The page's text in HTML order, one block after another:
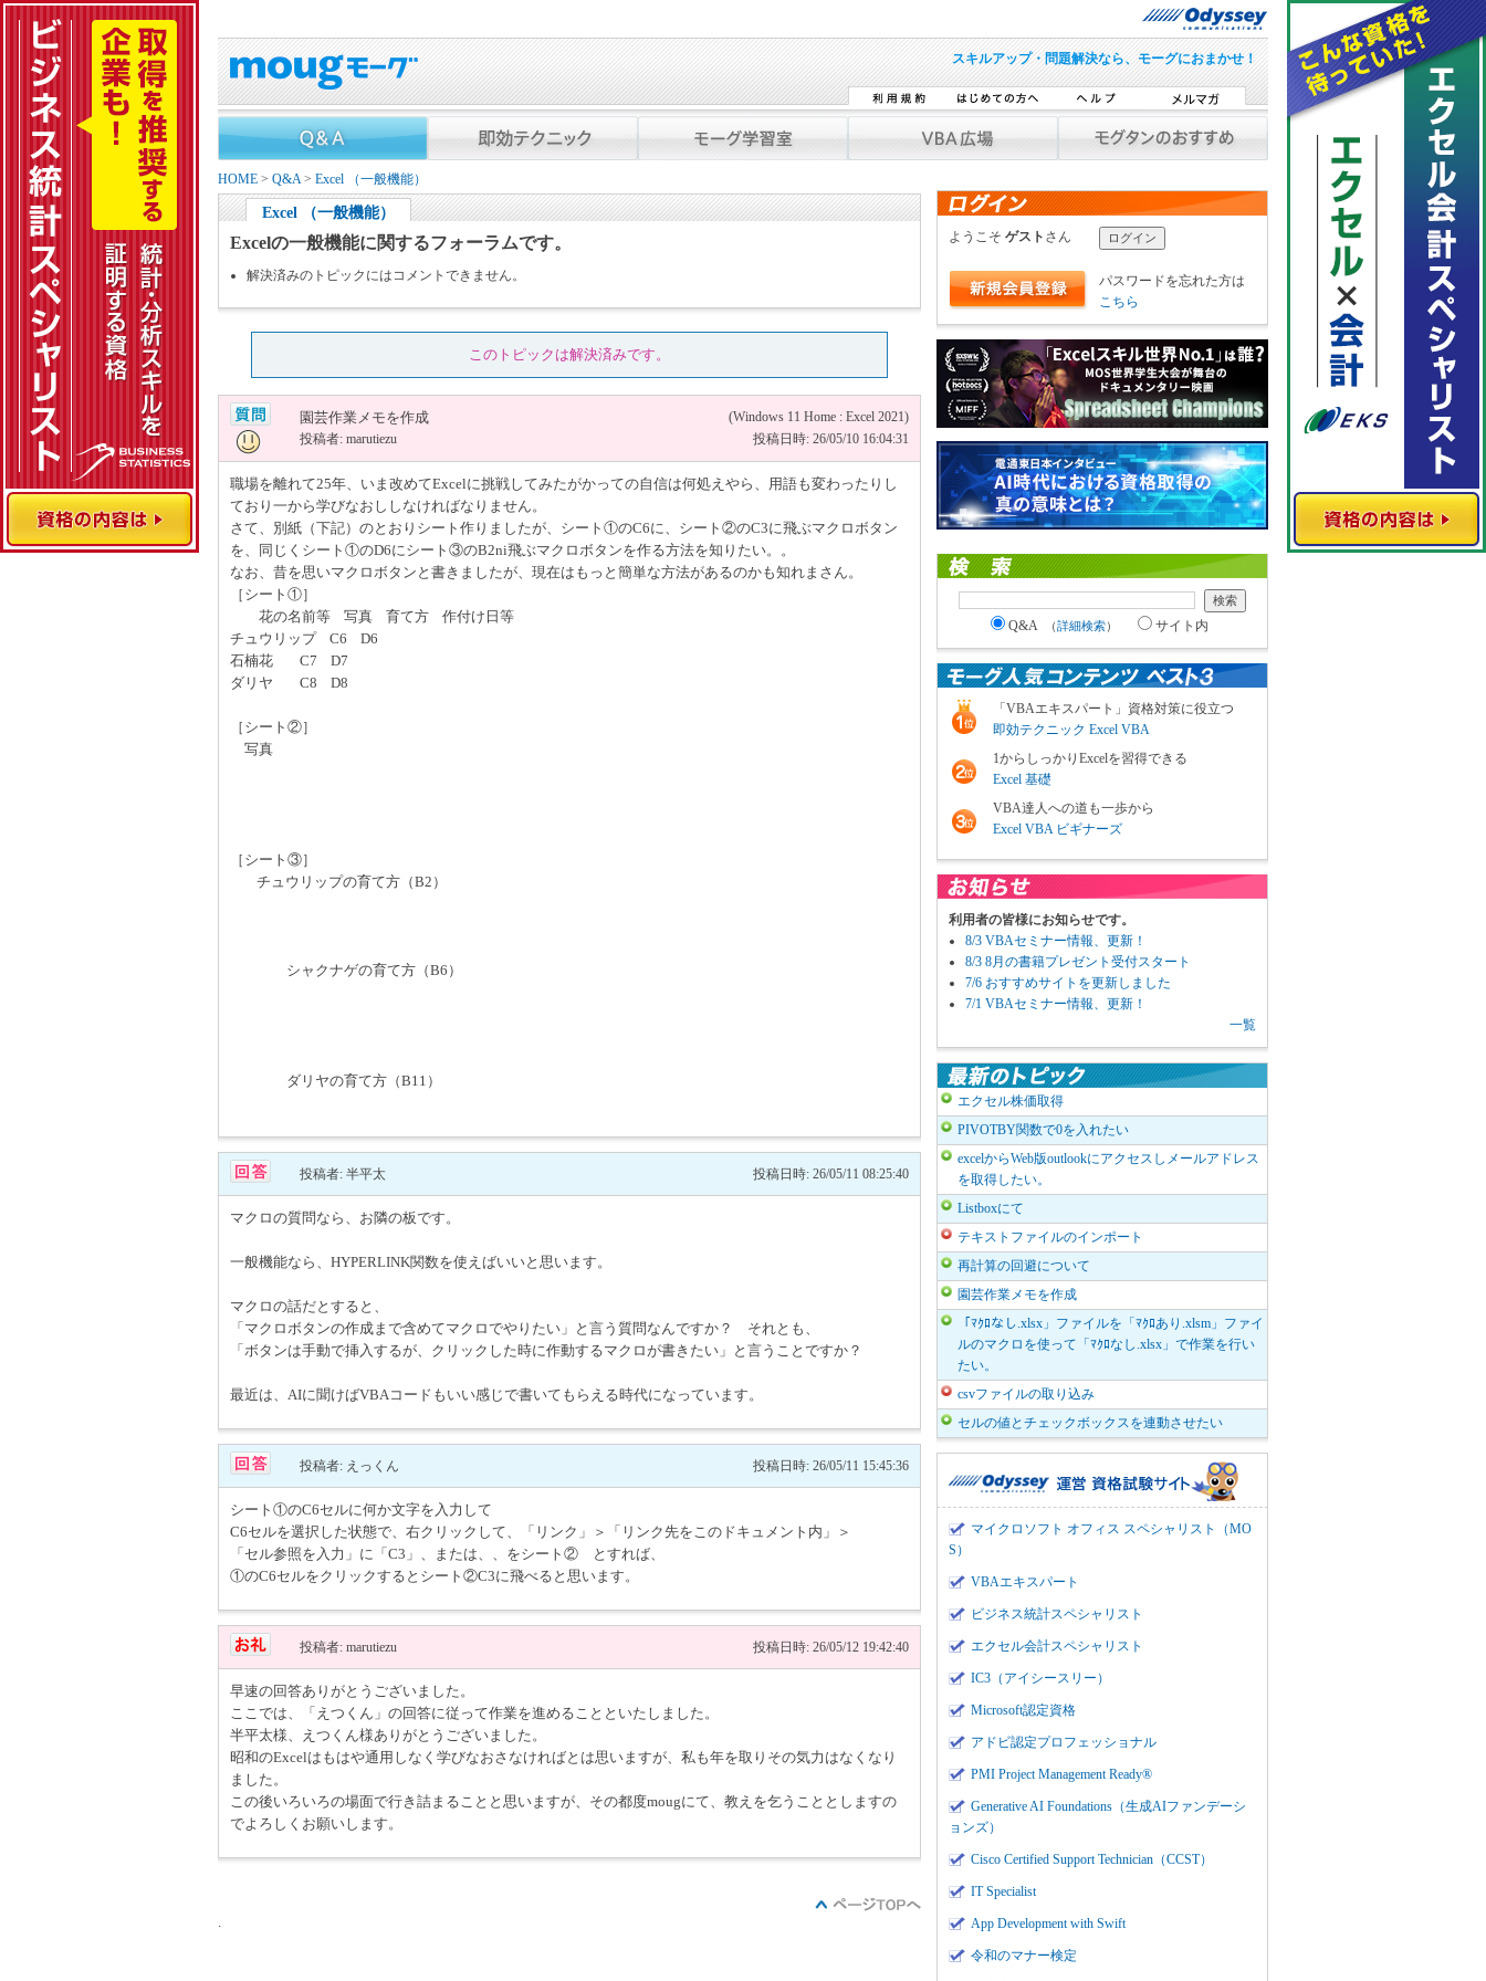
スキルアップ・問題解決なら、モーグにおまかせ！
HOME > Q&A> Excel （一般機能）
Excel （一般機能）
Excelの一般機能に関するフォーラムです。
解決済みのトピックにはコメントできません。
このトピックは解決済みです。
(Windows 11 Home : Excel 2021)
園芸作業メモを作成
投稿日時: 26/05/10 16:04:31
投稿者: marutiezu
職場を離れて25年、いま改めてExcelに挑戦してみたがかっての自信は何処えやら、用語も変わったりし
ており一から学びなおししなければなりません。
さて、別紙（下記）のとおりシート作りましたが、シート①のC6に、シート②のC3に飛ぶマクロボタン
を、同じくシート①のD6にシート③のB2ni飛ぶマクロボタンを作る方法を知りたい。。
なお、昔を思いマクロボタンと書きましたが、現在はもっと簡単な方法があるのかも知れまさん。
［シート①］
花の名前等 写真 育て方 作付け日等
チュウリップ C6 D6
石楠花 C7 D7
ダリヤ C8 D8
［シート②］
写真
［シート③］
チュウリップの育て方（B2）
シャクナゲの育て方（B6）
ダリヤの育て方（B11）
投稿日時: 26/05/11 08:25:40
投稿者: 半平太
マクロの質問なら、お隣の板です。
一般機能なら、HYPERLINK関数を使えばいいと思います。
マクロの話だとすると、
「マクロボタンの作成まで含めてマクロでやりたい」と言う質問なんですか？ それとも、
「ボタンは手動で挿入するが、クリックした時に作動するマクロが書きたい」と言うことですか？
最近は、AIに聞けばVBAコードもいい感じで書いてもらえる時代になっています。
投稿日時: 26/05/11 15:45:36
投稿者: えっくん
シート①のC6セルに何か文字を入力して
C6セルを選択した状態で、右クリックして、「リンク」＞「リンク先をこのドキュメント内」＞
「セル参照を入力」に「C3」、または、、をシート② とすれば、
①のC6セルをクリックするとシート②C3に飛べると思います。
投稿日時: 26/05/12 19:42:40
投稿者: marutiezu
早速の回答ありがとうございました。
ここでは、「えつくん」の回答に従って作業を進めることといたしました。
半平太様、えつくん様ありがとうございました。
昭和のExcelはもはや通用しなく学びなおさなければとは思いますが、私も年を取りその気力はなくなり
ました。
この後いろいろの場面で行き詰まることと思いますが、その都度mougにて、教えを乞うこととしますの
でよろしくお願いします。
ようこそ ゲスト さん
パスワードを忘れた方は
こちら
Q&A （詳細検索） サイト内
「VBAエキスパート」資格対策に役立つ
即効テクニック Excel VBA
1からしっかりExcelを習得できる
Excel 基礎
VBA達人への道も一歩から
Excel VBA ビギナーズ
利用者の皆様にお知らせです。
8/3 VBAセミナー情報、更新！
8/3 8月の書籍プレゼント受付スタート
7/6 おすすめサイトを更新しました
7/1 VBAセミナー情報、更新！
一覧
エクセル株価取得
PIVOTBY関数で0を入れたい
excelからWeb版outlookにアクセスしメールアドレス
を取得したい。
Listboxにて
テキストファイルのインポート
再計算の回避について
園芸作業メモを作成
「ﾏｸﾛなし.xlsx」ファイルを「ﾏｸﾛあり.xlsm」ファイ
ルのマクロを使って「ﾏｸﾛなし.xlsx」で作業を行い
たい。
csvファイルの取り込み
セルの値とチェックボックスを連動させたい
マイクロソフト オフィス スペシャリスト（MO
S）
VBAエキスパート
ビジネス統計スペシャリスト
エクセル会計スペシャリスト
IC3（アイシースリー）
Microsoft認定資格
アドビ認定プロフェッショナル
PMI Project Management Ready®
Generative AI Foundations（生成AIファンデーシ
ョンズ）
Cisco Certified Support Technician（CCST）
IT Specialist
App Development with Swift
令和のマナー検定